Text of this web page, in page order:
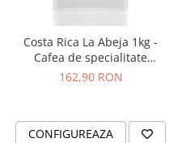
Costa Rica La Abeja 1kg -
Cafea de specialitate
DROPSHOT
162,90 RON
CONFIGUREAZA